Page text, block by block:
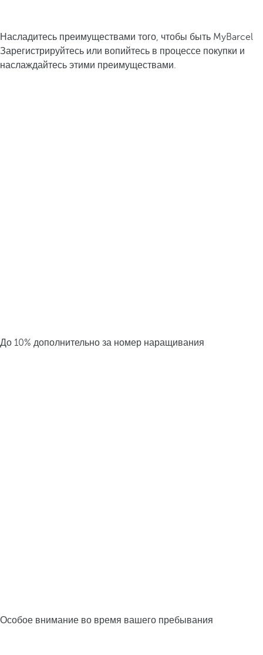
Насладитесь преимуществами того, чтобы быть MyBarcel
Зарегистрируйтесь или вопийтесь в процессе покупки и
наслаждайтесь этими преимуществами.
До 10% дополнительно за номер наращивания
Особое внимание во время вашего пребывания